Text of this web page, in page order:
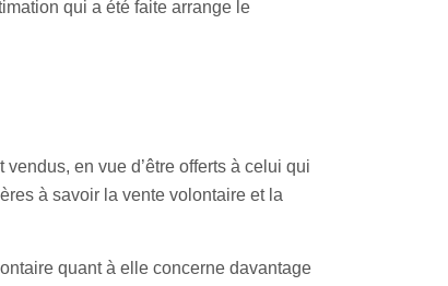
qui a été faite arrange le
en vue d’être offerts à celui qui
à savoir la vente volontaire et la
quant à elle concerne davantage